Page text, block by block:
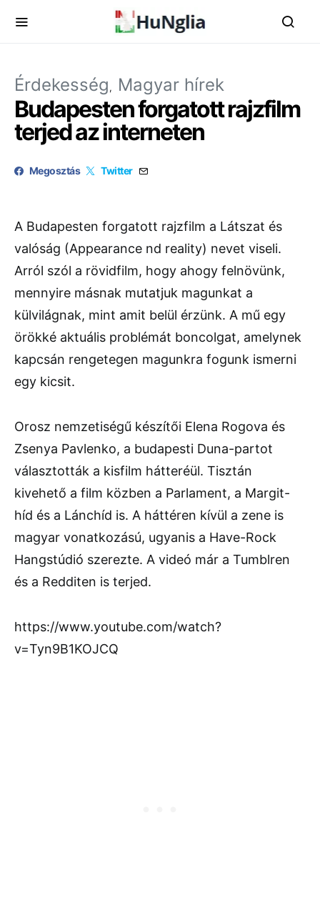
Érdekesség Magyar hírek
Budapesten forgatott rajzfilm
terjed az interneten
Megosztás Twitter
A Budapesten forgatott rajzfilm a Látszat és
valóság (Appearance nd reality) nevet viseli.
Arról szól a rövidfilm, hogy ahogy felnövünk,
mennyire másnak mutatjuk magunkat a
külvilágnak, mint amit belül érzünk. A mű egy
örökké aktuális problémát boncolgat, amelynek
kapcsán rengetegen magunkra fogunk ismerni
egy kicsit.
Orosz nemzetiségű készítői Elena Rogova és
Zsenya Pavlenko, a budapesti Duna-partot
választották a kisfilm hátteréül. Tisztán
kivehető a film közben a Parlament, a Margit-
híd és a Lánchíd is. A háttéren kívül a zene is
magyar vonatkozású, ugyanis a Have-Rock
Hangstúdió szerezte. A videó már a Tumblren
és a Redditen is terjed.
https://www.youtube.com/watch?
v=Tyn9B1KOJCQ